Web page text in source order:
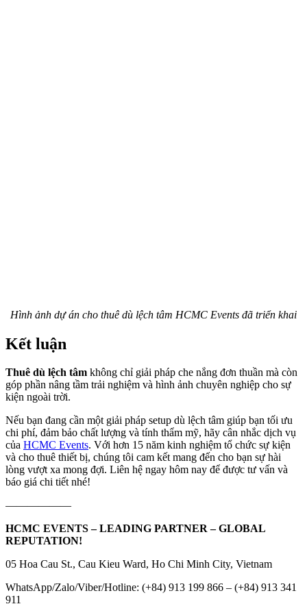
Hình ảnh dự án cho thuê dù lệch tâm HCMC Events đã triển khai
Kết luận
Thuê dù lệch tâm không chỉ giải pháp che nắng đơn thuần mà còn
góp phần nâng tầm trải nghiệm và hình ảnh chuyên nghiệp cho sự
kiện ngoài trời.
Nếu bạn đang cần một giải pháp setup dù lệch tâm giúp bạn tối ưu
chi phí, đảm bảo chất lượng và tính thẩm mỹ, hãy cân nhắc dịch vụ
của HCMC Events. Với hơn 15 năm kinh nghiệm tổ chức sự kiện
và cho thuê thiết bị, chúng tôi cam kết mang đến cho bạn sự hài
lòng vượt xa mong đợi. Liên hệ ngay hôm nay để được tư vấn và
báo giá chi tiết nhé!
——————
HCMC EVENTS – LEADING PARTNER – GLOBAL
REPUTATION!
05 Hoa Cau St., Cau Kieu Ward, Ho Chi Minh City, Vietnam
WhatsApp/Zalo/Viber/Hotline: (+84) 913 199 866 – (+84) 913 341
911